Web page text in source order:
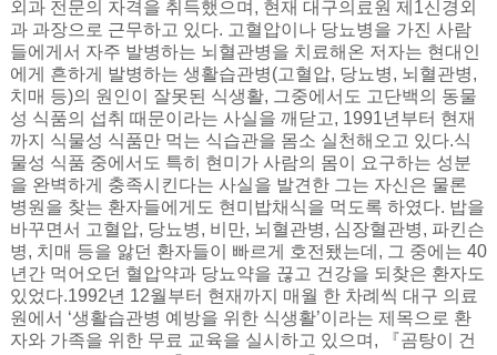
외과 전문의 자격을 취득했으며, 현재 대구의료원 제1신경외
과 과장으로 근무하고 있다. 고혈압이나 당뇨병을 가진 사람
들에게서 자주 발병하는 뇌혈관병을 치료해온 저자는 현대인
에게 흔하게 발병하는 생활습관병(고혈압, 당뇨병, 뇌혈관병,
치매 등)의 원인이 잘못된 식생활, 그중에서도 고단백의 동물
성 식품의 섭취 때문이라는 사실을 깨닫고, 1991년부터 현재
까지 식물성 식품만 먹는 식습관을 몸소 실천해오고 있다.식
물성 식품 중에서도 특히 현미가 사람의 몸이 요구하는 성분
을 완벽하게 충족시킨다는 사실을 발견한 그는 자신은 물론
병원을 찾는 환자들에게도 현미밥채식을 먹도록 하였다. 밥을
바꾸면서 고혈압, 당뇨병, 비만, 뇌혈관병, 심장혈관병, 파킨슨
병, 치매 등을 앓던 환자들이 빠르게 호전됐는데, 그 중에는 40
년간 먹어오던 혈압약과 당뇨약을 끊고 건강을 되찾은 환자도
있었다.1992년 12월부터 현재까지 매월 한 차례씩 대구 의료
원에서 ‘생활습관병 예방을 위한 식생활’이라는 제목으로 환
자와 가족을 위한 무료 교육을 실시하고 있으며, 『곰탕이 건